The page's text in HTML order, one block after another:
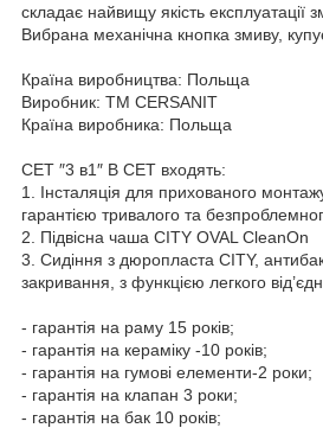
складає найвищу якість експлуатації
Вибрана механічна кнопка змиву,
Країна виробництва: Польща
Виробник: ТМ CERSANIT
Країна виробника: Польща
СЕТ ″3 в1″ В СЕТ входять:
1. Інсталяція для прихованого
гарантією тривалого та
2. Підвісна чаша CITY OVAL CleanOn
3. Сидіння з дюропласта CITY,
закривання, з функцією легкого
- гарантія на раму 15 років;
- гарантія на кераміку -10 років;
- гарантія на гумові елементи-2 роки;
- гарантія на клапан 3 роки;
- гарантія на бак 10 років;